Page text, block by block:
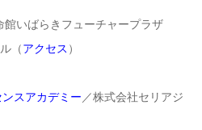
いばらきフューチャープラザ
（アクセス ）
スアカデミー／株式会社セリアジ